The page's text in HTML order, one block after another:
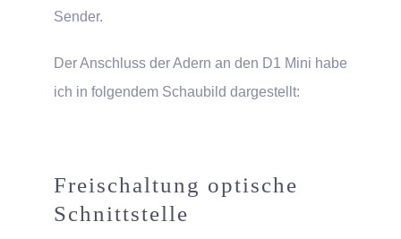
Sender.
Der Anschluss der Adern an den D1 Mini habe
ich in folgendem Schaubild dargestellt:
Freischaltung optische
Schnittstelle